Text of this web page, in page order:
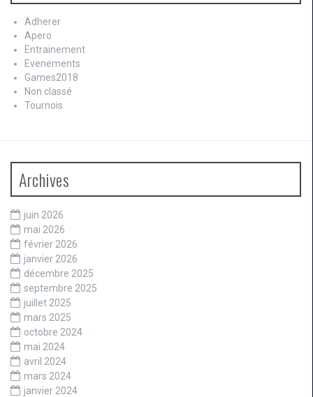
Adherer
Apero
Entrainement
Evenements
Games2018
Non classé
Tournois
Archives
juin 2026
mai 2026
février 2026
janvier 2026
décembre 2025
septembre 2025
juillet 2025
mars 2025
octobre 2024
mai 2024
avril 2024
mars 2024
janvier 2024